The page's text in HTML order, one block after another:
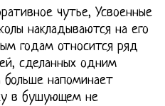
чутье, Усвоенные
накладываются на его
годам относится ряд
сделанных одним
напоминает
в бушующем не